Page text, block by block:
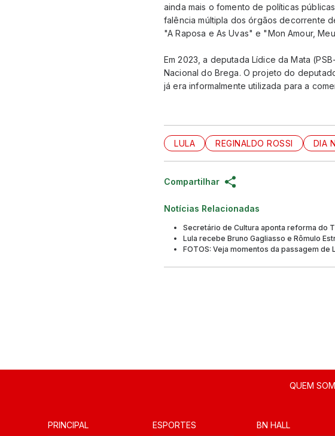
ainda mais o fomento de políticas
falência múltipla dos órgãos decorrente
"A Raposa e As Uvas" e "Mon Amour,
Em 2023, a deputada Lídice da Mata
Nacional do Brega. O projeto do
já era informalmente utilizada para a
LULA REGINALDO ROSSI DIA
Compartilhar
Notícias Relacionadas
Secretário de Cultura aponta reforma do
Lula recebe Bruno Gagliasso e Rômulo
FOTOS: Veja momentos da passagem de
QUEM
PRINCIPAL ESPORTES BN HALL